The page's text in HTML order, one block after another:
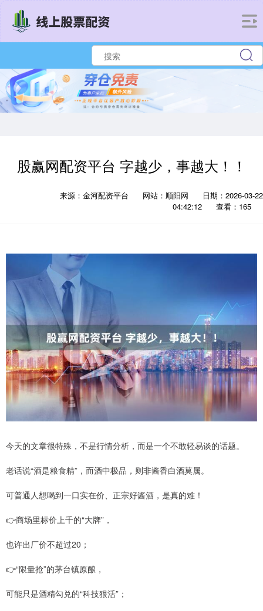
股赢网配资平台 字越少，事越大！！
来源：金河配资平台 网站：顺阳网
日期：2026-03-22
04:42:12
查看：165
今天的文章很特殊，不是行情分析，而是一个不敢轻易谈的话题。
老话说“酒是粮食精”，而酒中极品，则非酱香白酒莫属。
可普通人想喝到一口实在价、正宗好酱酒，是真的难！
👉商场里标价上千的“大牌”，
也许出厂价不超过20；
👉“限量抢”的茅台镇原酿，
可能只是酒精勾兑的“科技狠活”；